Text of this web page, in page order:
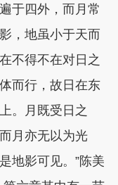
于四外，而月常
，地虽小于天而
不得不在对日之
而行，故日在东
。月既受日之
月亦无以为光
地影可见。”陈美